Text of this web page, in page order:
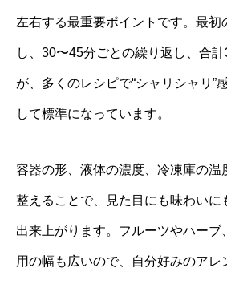
左右する最重要ポイントです。最初
し、30〜45分ごとの繰り返し、合
が、多くのレシピで“シャリシャリ”
して標準になっています。
容器の形、液体の濃度、冷凍庫の温
整えることで、見た目にも味わいに
出来上がります。フルーツやハーブ
用の幅も広いので、自分好みのアレ